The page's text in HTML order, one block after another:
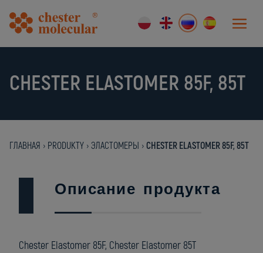
CHESTER ELASTOMER 85F, 85T
ГЛАВНАЯ › PRODUKTY › ЭЛАСТОМЕРЫ › CHESTER ELASTOMER 85F, 85T
Описание продукта
Chester Elastomer 85F, Chester Elastomer 85T